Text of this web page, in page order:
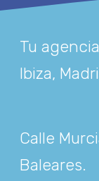
Tu
Ibiza,
Calle
Baleares.